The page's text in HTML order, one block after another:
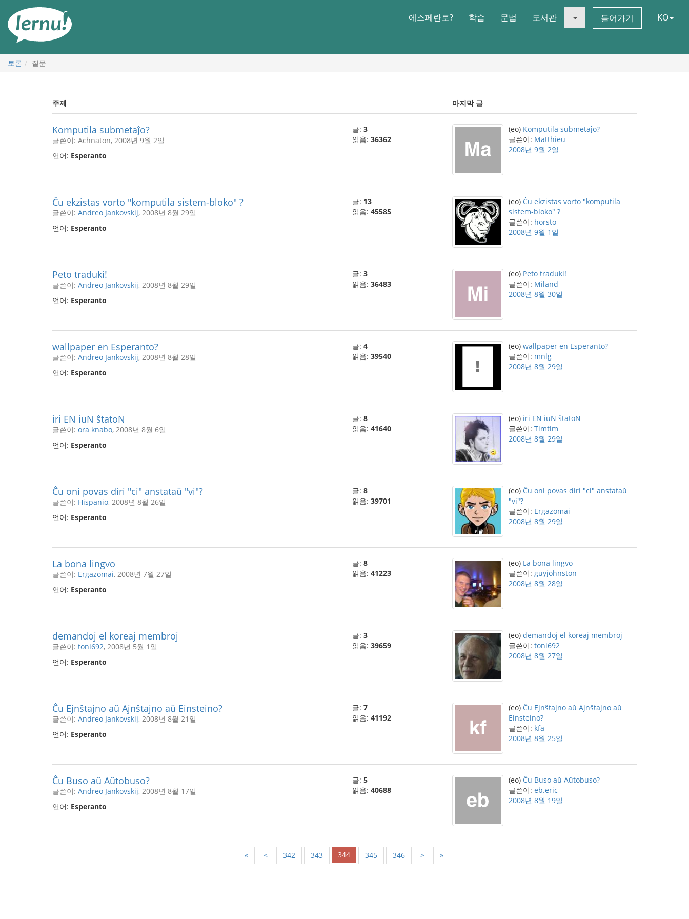
에스페란토? 학습 문법 도서관 들어가기 KO
토론 질문
주제 마지막 글
Komputila submetaĵo?
글쓴이: Achnaton, 2008년 9월 2일
언어: Esperanto
글: 3
읽음: 36362
(eo) Komputila submetaĵo?
글쓴이: Matthieu
2008년 9월 2일
Ĉu ekzistas vorto "komputila sistem-bloko" ?
글쓴이: Andreo Jankovskij, 2008년 8월 29일
언어: Esperanto
글: 13
읽음: 45585
(eo) Ĉu ekzistas vorto "komputila
sistem-bloko" ?
글쓴이: horsto
2008년 9월 1일
Peto traduki!
글쓴이: Andreo Jankovskij, 2008년 8월 29일
언어: Esperanto
글: 3
읽음: 36483
(eo) Peto traduki!
글쓴이: Miland
2008년 8월 30일
wallpaper en Esperanto?
글쓴이: Andreo Jankovskij, 2008년 8월 28일
언어: Esperanto
글: 4
읽음: 39540
(eo) wallpaper en Esperanto?
글쓴이: mnlg
2008년 8월 29일
iri EN iuN ŝtatoN
글쓴이: ora knabo, 2008년 8월 6일
언어: Esperanto
글: 8
읽음: 41640
(eo) iri EN iuN ŝtatoN
글쓴이: Timtim
2008년 8월 29일
Ĉu oni povas diri "ci" anstataŭ "vi"?
글쓴이: Hispanio, 2008년 8월 26일
언어: Esperanto
글: 8
읽음: 39701
(eo) Ĉu oni povas diri "ci" anstataŭ
"vi"?
글쓴이: Ergazomai
2008년 8월 29일
La bona lingvo
글쓴이: Ergazomai, 2008년 7월 27일
언어: Esperanto
글: 8
읽음: 41223
(eo) La bona lingvo
글쓴이: guyjohnston
2008년 8월 28일
demandoj el koreaj membroj
글쓴이: toni692, 2008년 5월 1일
언어: Esperanto
글: 3
읽음: 39659
(eo) demandoj el koreaj membroj
글쓴이: toni692
2008년 8월 27일
Ĉu Ejnŝtajno aŭ Ajnŝtajno aŭ Einsteino?
글쓴이: Andreo Jankovskij, 2008년 8월 21일
언어: Esperanto
글: 7
읽음: 41192
(eo) Ĉu Ejnŝtajno aŭ Ajnŝtajno aŭ
Einsteino?
글쓴이: kfa
2008년 8월 25일
Ĉu Buso aŭ Aŭtobuso?
글쓴이: Andreo Jankovskij, 2008년 8월 17일
언어: Esperanto
글: 5
읽음: 40688
(eo) Ĉu Buso aŭ Aŭtobuso?
글쓴이: eb.eric
2008년 8월 19일
« < 342 343 344 345 346 > »